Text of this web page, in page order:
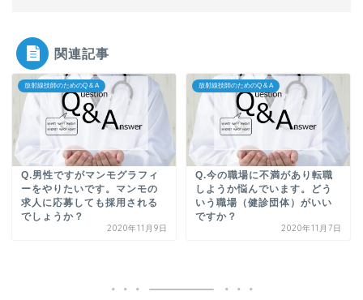
関連記事
放射線技師のためのQ & A
Q.男性ですがマンモグラフィ
ーをやりたいです。マンモの
求人に応募しても採用される
でしょうか？
2020年11月9日
放射線技師のためのQ & A
Q.今の職場に不満があり転職
しようか悩んでいます。どう
いう職場（健診団体）がいい
ですか？
2020年11月7日